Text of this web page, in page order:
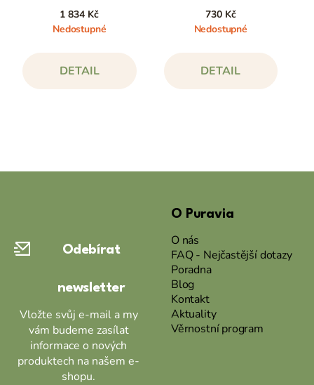
1 834 Kč
Nedostupné
DETAIL
730 Kč
Nedostupné
DETAIL
Odebírat
newsletter
Vložte svůj e-mail a my
vám budeme zasílat
informace o nových
produktech na našem e-
shopu.
O Puravia
O nás
FAQ - Nejčastější dotazy
Poradna
Blog
Kontakt
Aktuality
Věrnostní program